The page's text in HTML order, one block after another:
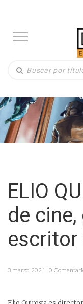
ELIO
de
escritor
3 marzo, 2021 | 0